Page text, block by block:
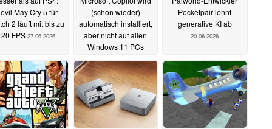
May Cry 5 für
2 läuft mit bis zu
FPS 27.06.2026
(schon wieder)
automatisch installiert,
aber nicht auf allen
Windows 11 PCs
22.06.2026
Pocketpair lehnt
generative KI ab
20.06.2026